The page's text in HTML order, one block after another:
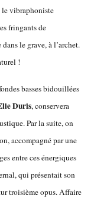
vibraphoniste
fringants de
le grave, à l’archet.
!
basses bidouillées
Duris, conservera
Par la suite, on
accompagné par une
entre ces énergiques
qui présentait son
troisième opus. Affaire